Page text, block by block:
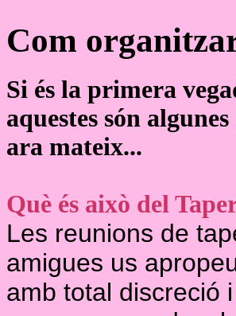
Com
Si és la primera
aquestes són
ara mateix...
Què és això del
Les reunions de
amigues us
amb total discreció